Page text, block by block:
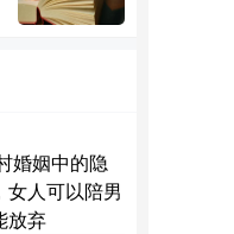
婚姻中的隐
人可以陪男
放弃